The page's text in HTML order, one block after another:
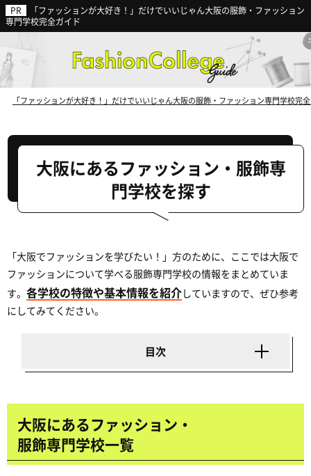
「ファッションが大好き！」だけでいいじゃん大阪の服飾・ファッション
専門学校完全ガイド
ファッション業界の動向から見る
「ファッションが大好き！」だけでいいじゃん大阪の服飾・ファッション専門学校完
大阪にあるファッション・服飾専
門学校を探す
「大阪でファッションを学びたい！」方のために、ここでは大阪で
ファッションについて学べる服飾専門学校の情報をまとめていま
す。 各学校の特徴や基本情報を紹介していますので、ぜひ参考
にしてみてください。
大阪にあるファッション・
服飾専門学校一覧